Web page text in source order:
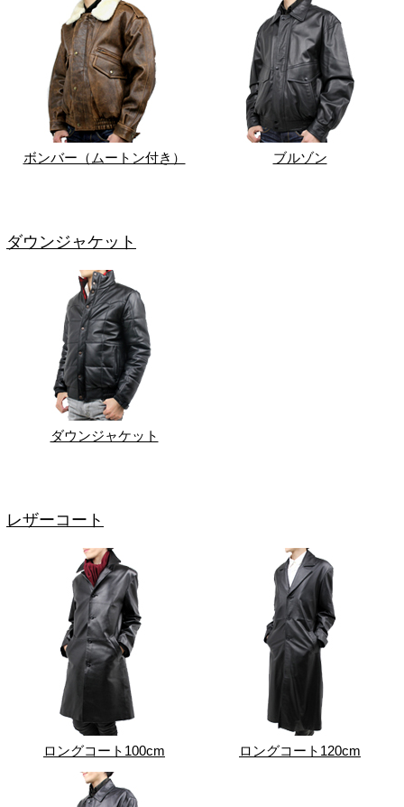
ボンバー（ムートン付き） ブルゾン
ダウンジャケット
ダウンジャケット
レザーコート
ロングコート100cm ロングコート120cm